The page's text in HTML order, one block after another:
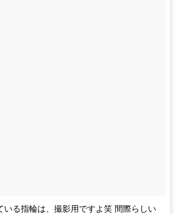
いる指輪は、撮影用ですよ笑 間際らしい